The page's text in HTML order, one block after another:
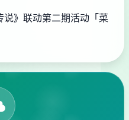
说》联动第二期活动「菜